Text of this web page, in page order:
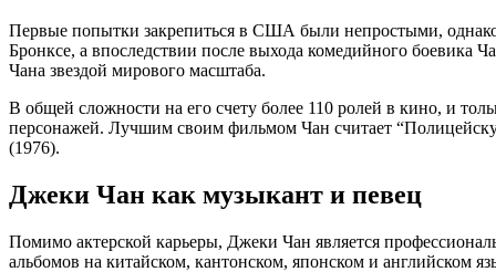
Первые попытки закрепиться в США были непростыми,
Бронксе, а впоследствии после выхода комедийного
Чана звездой мирового масштаба.
В общей сложности на его счету более 110 ролей в кино, и
персонажей. Лучшим своим фильмом Чан считает
(1976).
Джеки Чан как музыкант и певец
Помимо актерской карьеры, Джеки Чан является
альбомов на китайском, кантонском, японском и английском